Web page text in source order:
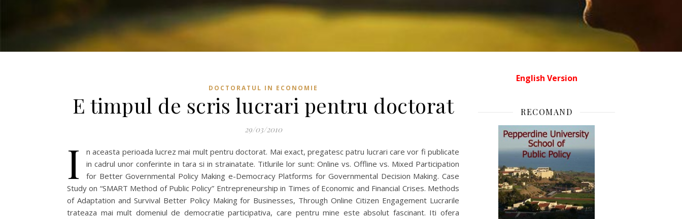
DOCTORATUL IN ECONOMIE
E timpul de scris lucrari pentru doctorat
29/03/2010
I
n aceasta perioada lucrez mai mult pentru doctorat. Mai exact, pregatesc patru lucrari care vor fi publicate
in cadrul unor conferinte in tara si in strainatate. Titlurile lor sunt: Online vs. Offline vs. Mixed Participation
for Better Governmental Policy Making e-Democracy Platforms for Governmental Decision Making. Case
Study on “SMART Method of Public Policy” Entrepreneurship in Times of Economic and Financial Crises. Methods
of Adaptation and Survival Better Policy Making for Businesses, Through Online Citizen Engagement Lucrarile
trateaza mai mult domeniul de democratie participativa, care pentru mine este absolut fascinant. Iti ofera
English Version
RECOMAND